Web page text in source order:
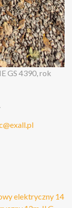
GS 4390, rok
elektryczny 14